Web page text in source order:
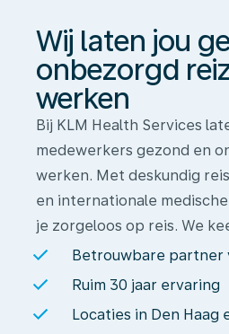
Wij laten jou
onbezorgd
werken
Bij KLM Health Services
medewerkers gezond en
werken. Met deskundig
en internationale
je zorgeloos op reis. We
Betrouwbare partner
Ruim 30 jaar ervaring
Locaties in Den Haag